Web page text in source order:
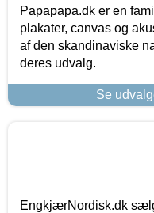
Papapapa.dk er en
plakater, canvas og
af den skandinaviske
deres udvalg.
Se
EngkjærNordisk.dk